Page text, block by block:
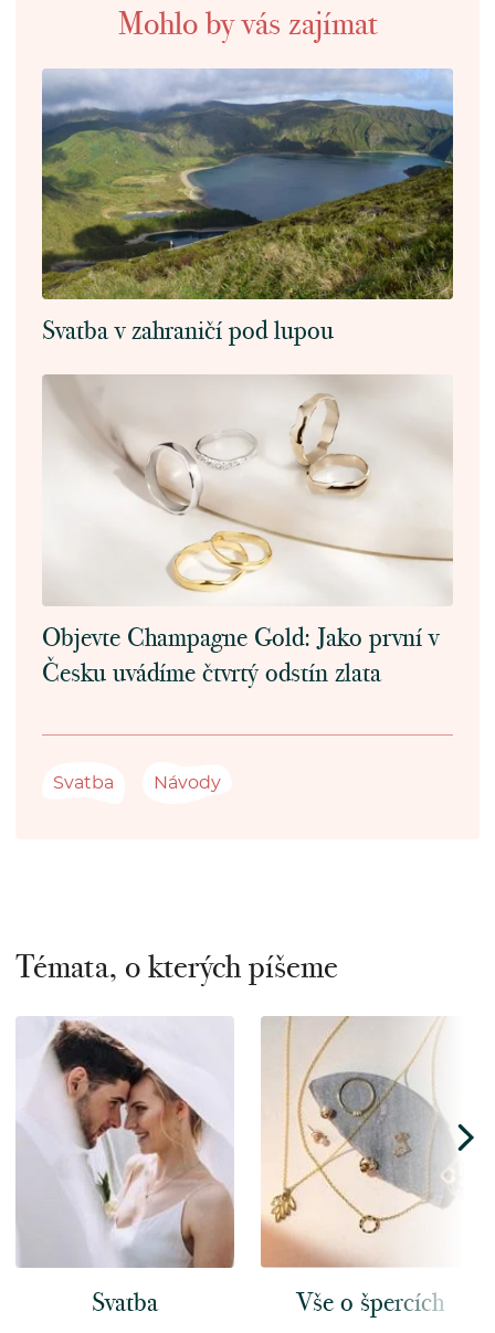
Mohlo by vás zajímat
Svatba v zahraničí pod lupou
Objevte Champagne Gold: Jako první v
Česku uvádíme čtvrtý odstín zlata
Svatba Návody
Témata, o kterých píšeme
Svatba Vše o špercích